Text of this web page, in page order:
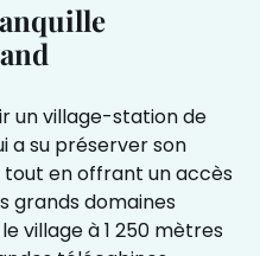
un village-station de
a su préserver son
en offrant un accès
grands domaines
village à 1 250 mètres